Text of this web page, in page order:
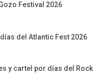
Festival 2026
del Atlantic Fest 2026
y cartel por días del Rock